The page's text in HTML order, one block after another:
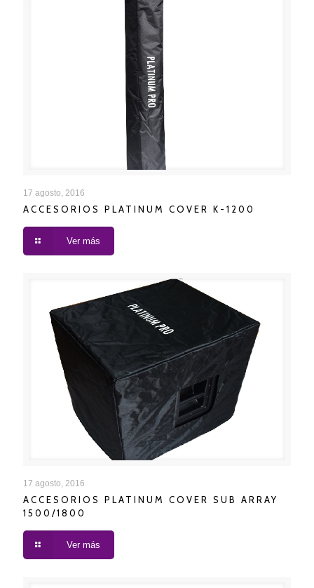
ACCESORIOS PLATINUM COVER K-1200
17 agosto, 2016
ACCESORIOS PLATINUM COVER K-1200
Ver más
ACCESORIOS PLATINUM COVER SUB ARRAY
17 agosto, 2016
ACCESORIOS PLATINUM COVER SUB ARRAY
1500/1800
Ver más